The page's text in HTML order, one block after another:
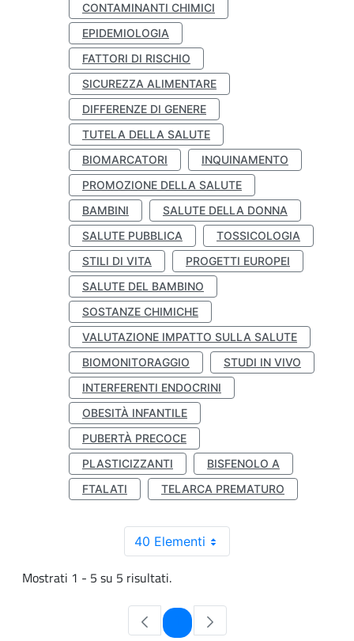
CONTAMINANTI CHIMICI
EPIDEMIOLOGIA
FATTORI DI RISCHIO
SICUREZZA ALIMENTARE
DIFFERENZE DI GENERE
TUTELA DELLA SALUTE
BIOMARCATORI
INQUINAMENTO
PROMOZIONE DELLA SALUTE
BAMBINI
SALUTE DELLA DONNA
SALUTE PUBBLICA
TOSSICOLOGIA
STILI DI VITA
PROGETTI EUROPEI
SALUTE DEL BAMBINO
SOSTANZE CHIMICHE
VALUTAZIONE IMPATTO SULLA SALUTE
BIOMONITORAGGIO
STUDI IN VIVO
INTERFERENTI ENDOCRINI
OBESITÀ INFANTILE
PUBERTÀ PRECOCE
PLASTICIZZANTI
BISFENOLO A
FTALATI
TELARCA PREMATURO
40 Elementi
Mostrati 1 - 5 su 5 risultati.
Pagina